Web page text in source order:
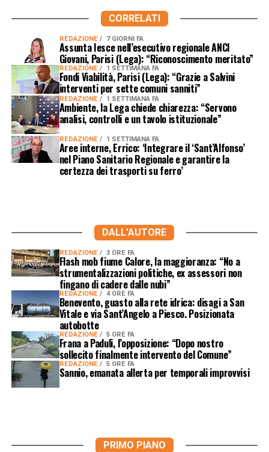
CORRELATI
REDAZIONE 7 GIORNI FA
Assunta Iesce nell’esecutivo regionale ANCI
Giovani, Parisi (Lega): “Riconoscimento meritato”
REDAZIONE 1 SETTIMANA FA
Fondi Viabilità, Parisi (Lega): “Grazie a Salvini
interventi per sette comuni sanniti”
REDAZIONE 1 SETTIMANA FA
Ambiente, la Lega chiede chiarezza: “Servono
analisi, controlli e un tavolo istituzionale”
REDAZIONE 1 SETTIMANA FA
Aree interne, Errico: ‘Integrare il ‘Sant’Alfonso’
nel Piano Sanitario Regionale e garantire la
certezza dei trasporti su ferro’
DALL'AUTORE
REDAZIONE 3 ORE FA
Flash mob fiume Calore, la maggioranza: “No a
strumentalizzazioni politiche, ex assessori non
fingano di cadere dalle nubi”
REDAZIONE 4 ORE FA
Benevento, guasto alla rete idrica: disagi a San
Vitale e via Sant’Angelo a Piesco. Posizionata
autobotte
REDAZIONE 5 ORE FA
Frana a Paduli, l’opposizione: “Dopo nostro
sollecito finalmente intervento del Comune”
REDAZIONE 5 ORE FA
Sannio, emanata allerta per temporali improvvisi
PRIMO PIANO